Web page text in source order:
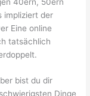
impliziert der
Eine online
tatsächlich
bist du dir
Dinge